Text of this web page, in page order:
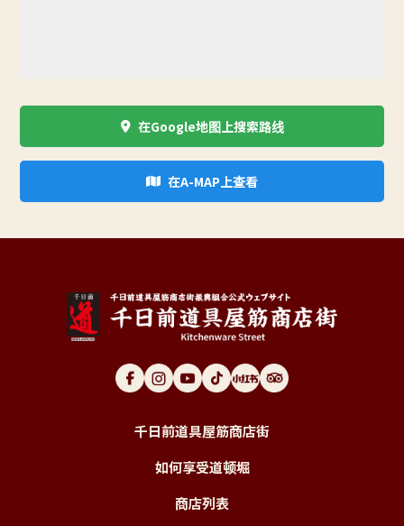
在Google地图上搜索路线
在A-MAP上查看
千日前道具屋筋商店街
如何享受道顿堀
商店列表